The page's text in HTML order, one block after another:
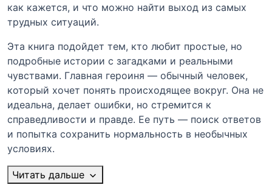
как кажется, и что можно найти выход из самых
трудных ситуаций.
Эта книга подойдет тем, кто любит простые, но
подробные истории с загадками и реальными
чувствами. Главная героиня — обычный человек,
который хочет понять происходящее вокруг. Она не
идеальна, делает ошибки, но стремится к
справедливости и правде. Ее путь — поиск ответов
и попытка сохранить нормальность в необычных
условиях.
Читать дальше